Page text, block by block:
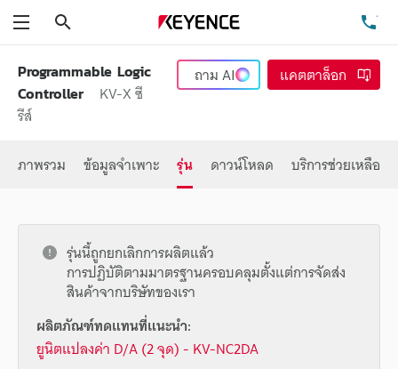
Programmable Logic
Controller
KV-X ซี
รีส์
ถามAI แคตตาล็อก
ภาพรวม ข้อมูลจำเพาะ รุ่น ดาวน์โหลด บริการช่วยเหลือ
รุ่นนี้ถูกยกเลิกการผลิตแล้ว
การปฏิบัติตามมาตรฐานครอบคลุมตั้งแต่การจัดส่ง
สินค้าจากบริษัทของเรา
ผลิตภัณฑ์ทดแทนที่แนะนำ:
ยูนิตแปลงค่า D/A (2 จุด) - KV-NC2DA